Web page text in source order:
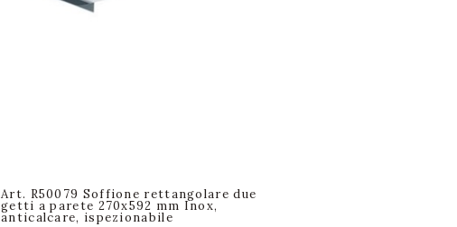
Art. R50079 Soffione rettangolare due
getti a parete 270x592 mm Inox,
anticalcare, ispezionabile